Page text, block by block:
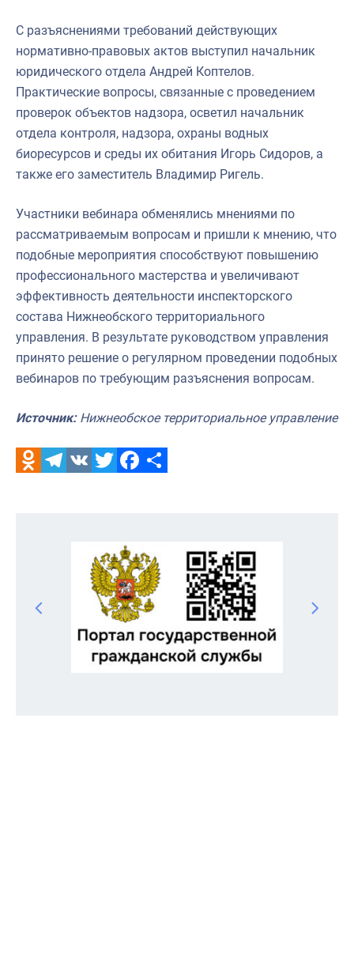
С разъяснениями требований действующих
нормативно-правовых актов выступил начальник
юридического отдела Андрей Коптелов.
Практические вопросы, связанные с проведением
проверок объектов надзора, осветил начальник
отдела контроля, надзора, охраны водных
биоресурсов и среды их обитания Игорь Сидоров, а
также его заместитель Владимир Ригель.
Участники вебинара обменялись мнениями по
рассматриваемым вопросам и пришли к мнению, что
подобные мероприятия способствуют повышению
профессионального мастерства и увеличивают
эффективность деятельности инспекторского
состава Нижнеобского территориального
управления. В результате руководством управления
принято решение о регулярном проведении подобных
вебинаров по требующим разъяснения вопросам.
Источник:Нижнеобское территориальное управление